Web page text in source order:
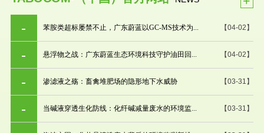
【04-02】
苯胺类超标屡禁不止，广东蔚蓝以GC-MS技术为...
【04-02】
悬浮物之战：广东蔚蓝生态环境科技守护油田回...
【03-31】
渗滤液之殇：畜禽堆肥场的隐形地下水威胁
【03-31】
当碱液穿透生化防线：化纤碱减量废水的环境监...